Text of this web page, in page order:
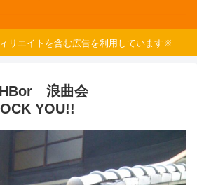
リエイトを含む広告を利用しています※
浪曲会
YOU!!